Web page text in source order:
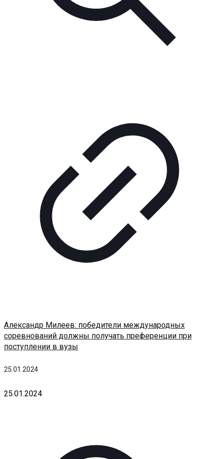
25.01.2024
Александр Милеев: победители международных
соревнований должны получать преференции при
поступлении в вузы
25.01.2024